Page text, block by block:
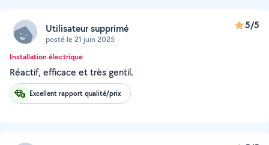
Utilisateur supprimé
posté le 21 juin 2025
5/5
Installation électrique
Réactif, efficace et très gentil.
Excellent rapport qualité/prix